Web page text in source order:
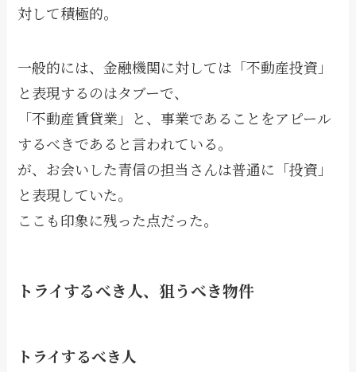
対して積極的。
一般的には、金融機関に対しては「不動産投資」
と表現するのはタブーで、
「不動産賃貸業」と、事業であることをアピール
するべきであると言われている。
が、お会いした青信の担当さんは普通に「投資」
と表現していた。
ここも印象に残った点だった。
トライするべき人、狙うべき物件
トライするべき人